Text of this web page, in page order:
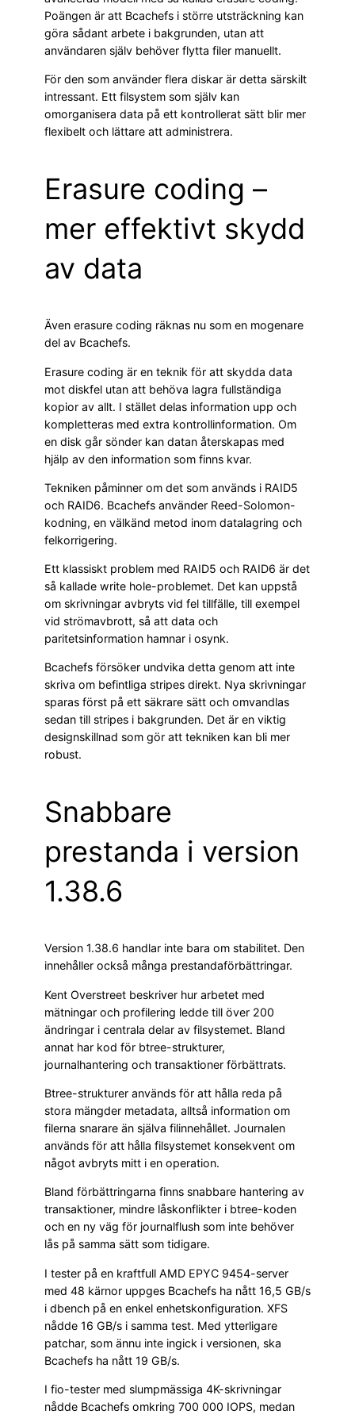
Poängen är att Bcachefs i större utsträckning kan
göra sådant arbete i bakgrunden, utan att
användaren själv behöver flytta filer manuellt.
För den som använder flera diskar är detta särskilt
intressant. Ett filsystem som själv kan
omorganisera data på ett kontrollerat sätt blir mer
flexibelt och lättare att administrera.
Erasure coding –
mer effektivt skydd
av data
Även erasure coding räknas nu som en mogenare
del av Bcachefs.
Erasure coding är en teknik för att skydda data
mot diskfel utan att behöva lagra fullständiga
kopior av allt. I stället delas information upp och
kompletteras med extra kontrollinformation. Om
en disk går sönder kan datan återskapas med
hjälp av den information som finns kvar.
Tekniken påminner om det som används i RAID5
och RAID6. Bcachefs använder Reed-Solomon-
kodning, en välkänd metod inom datalagring och
felkorrigering.
Ett klassiskt problem med RAID5 och RAID6 är det
så kallade write hole-problemet. Det kan uppstå
om skrivningar avbryts vid fel tillfälle, till exempel
vid strömavbrott, så att data och
paritetsinformation hamnar i osynk.
Bcachefs försöker undvika detta genom att inte
skriva om befintliga stripes direkt. Nya skrivningar
sparas först på ett säkrare sätt och omvandlas
sedan till stripes i bakgrunden. Det är en viktig
designskillnad som gör att tekniken kan bli mer
robust.
Snabbare
prestanda i version
1.38.6
Version 1.38.6 handlar inte bara om stabilitet. Den
innehåller också många prestandaförbättringar.
Kent Overstreet beskriver hur arbetet med
mätningar och profilering ledde till över 200
ändringar i centrala delar av filsystemet. Bland
annat har kod för btree-strukturer,
journalhantering och transaktioner förbättrats.
Btree-strukturer används för att hålla reda på
stora mängder metadata, alltså information om
filerna snarare än själva filinnehållet. Journalen
används för att hålla filsystemet konsekvent om
något avbryts mitt i en operation.
Bland förbättringarna finns snabbare hantering av
transaktioner, mindre låskonflikter i btree-koden
och en ny väg för journalflush som inte behöver
lås på samma sätt som tidigare.
I tester på en kraftfull AMD EPYC 9454-server
med 48 kärnor uppges Bcachefs ha nått 16,5 GB/s
i dbench på en enkel enhetskonfiguration. XFS
nådde 16 GB/s i samma test. Med ytterligare
patchar, som ännu inte ingick i versionen, ska
Bcachefs ha nått 19 GB/s.
I fio-tester med slumpmässiga 4K-skrivningar
nådde Bcachefs omkring 700 000 IOPS, medan